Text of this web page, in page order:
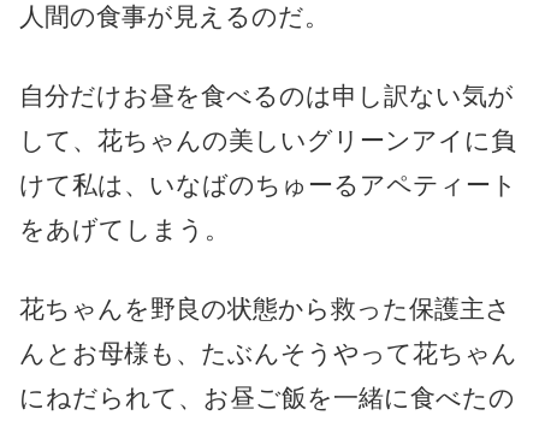
人間の食事が見えるのだ。
自分だけお昼を食べるのは申し訳ない気が
して、花ちゃんの美しいグリーンアイに負
けて私は、いなばのちゅーるアペティート
をあげてしまう。
花ちゃんを野良の状態から救った保護主さ
んとお母様も、たぶんそうやって花ちゃん
にねだられて、お昼ご飯を一緒に食べたの